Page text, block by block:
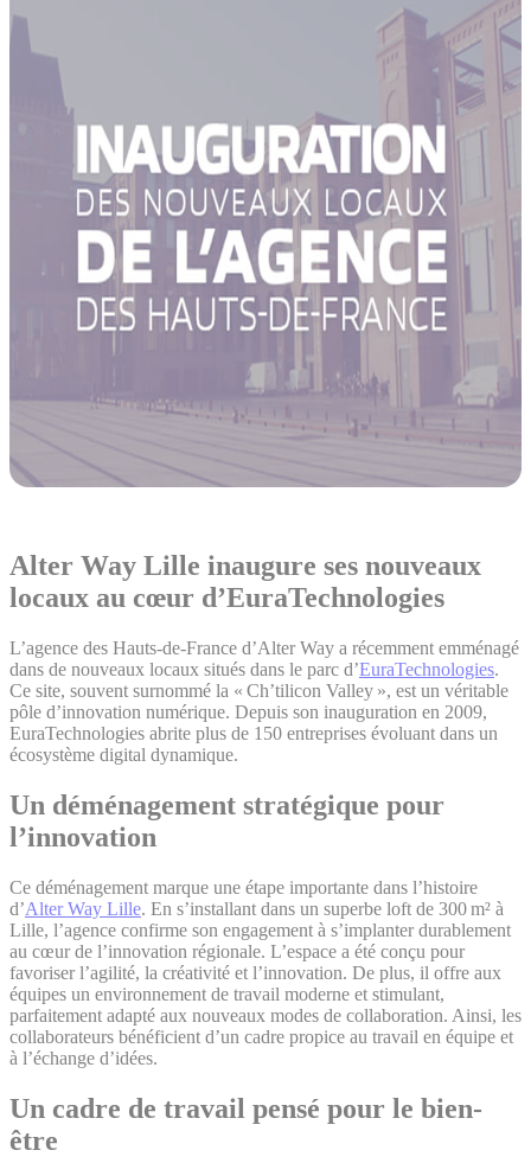
Alter Way Lille inaugure ses nouveaux
locaux au cœur d’EuraTechnologies
L’agence des Hauts-de-France d’Alter Way a récemment emménagé
dans de nouveaux locaux situés dans le parc d’EuraTechnologies.
Ce site, souvent surnommé la « Ch’tilicon Valley », est un véritable
pôle d’innovation numérique. Depuis son inauguration en 2009,
EuraTechnologies abrite plus de 150 entreprises évoluant dans un
écosystème digital dynamique.
Un déménagement stratégique pour
l’innovation
Ce déménagement marque une étape importante dans l’histoire
d’Alter Way Lille. En s’installant dans un superbe loft de 300 m² à
Lille, l’agence confirme son engagement à s’implanter durablement
au cœur de l’innovation régionale. L’espace a été conçu pour
favoriser l’agilité, la créativité et l’innovation. De plus, il offre aux
équipes un environnement de travail moderne et stimulant,
parfaitement adapté aux nouveaux modes de collaboration. Ainsi, les
collaborateurs bénéficient d’un cadre propice au travail en équipe et
à l’échange d’idées.
Un cadre de travail pensé pour le bien-
être